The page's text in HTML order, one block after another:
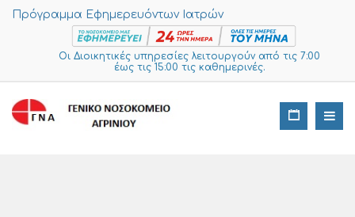
Πρόγραμμα Εφημερευόντων Ιατρών
Οι Διοικητικές υπηρεσίες λειτουργούν από τις 7:00
έως τις 15:00 τις καθημερινές.